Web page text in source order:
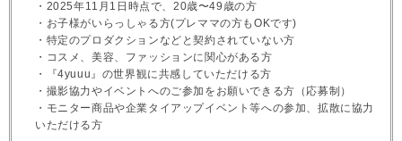
・2025年11月1日時点で、20歳〜49歳の方
・お子様がいらっしゃる方(プレママの方もOKです)
・特定のプロダクションなどと契約されていない方
・コスメ、美容、ファッションに関心がある方
・『4yuuu』の世界観に共感していただける方
・撮影協力やイベントへのご参加をお願いできる方（応募制）
・モニター商品や企業タイアップイベント等への参加、拡散に協力
いただける方